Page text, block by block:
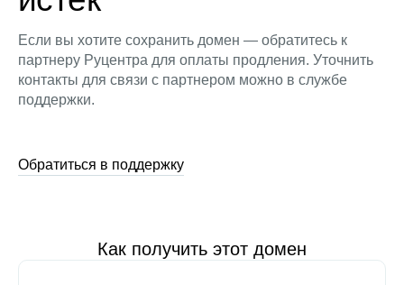
Если вы хотите сохранить домен — обратитесь к
партнеру Руцентра для оплаты продления. Уточнить
контакты для связи с партнером можно в службе
поддержки.
Обратиться в поддержку
Как получить этот домен